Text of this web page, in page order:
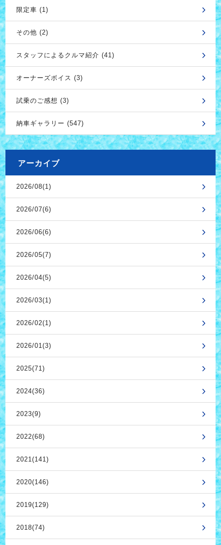
限定車 (1)
その他 (2)
スタッフによるクルマ紹介 (41)
オーナーズボイス (3)
試乗のご感想 (3)
納車ギャラリー (547)
アーカイブ
2026/08(1)
2026/07(6)
2026/06(6)
2026/05(7)
2026/04(5)
2026/03(1)
2026/02(1)
2026/01(3)
2025(71)
2024(36)
2023(9)
2022(68)
2021(141)
2020(146)
2019(129)
2018(74)